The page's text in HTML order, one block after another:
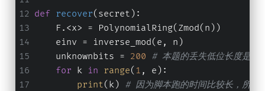
def recover( secret ):
    F.<x> = PolynomialRing(Zmod(n))
    einv = inverse_mod(e, n)
    unknownbits =
200
# 本题的丢失低位长度是已
for k in range( 1 , e):
print(k)
# 因为脚本跑的时间比较长，所以